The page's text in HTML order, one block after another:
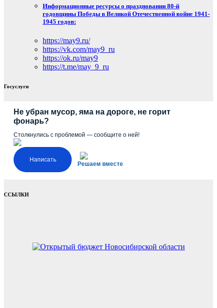
Информационные ресурсы о праздновании 80-й
годовщины Победы в Великой Отечественной войне 1941-
1945 годов:
https://may9.ru/
https://vk.com/may9_ru
https://ok.ru/may9
https://t.me/may_9_ru
Госуслуги
Не убран мусор, яма на дороге, не горит
фонарь?
Столкнулись с проблемой — сообщите о ней!
Написать
Решаем вместе
ССЫЛКИ